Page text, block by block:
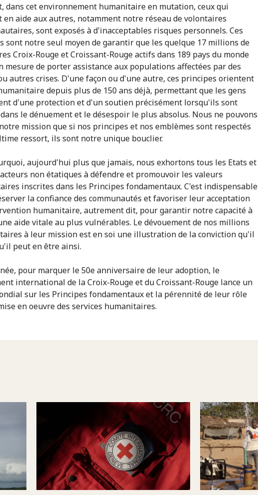
dans cet environnement humanitaire en mutation, ceux qui
en aide aux autres, notamment notre réseau de volontaires
sont exposés à d'inacceptables risques personnels. Ces
sont notre seul moyen de garantir que les quelque 17 millions de
Croix-Rouge et Croissant-Rouge actifs dans 189 pays du monde
mesure de porter assistance aux populations affectées par des
autres crises. D'une façon ou d'une autre, ces principes orientent
depuis plus de 150 ans déjà, permettant que les gens
d'une protection et d'un soutien précisément lorsqu'ils sont
le dénuement et le désespoir le plus absolus. Nous ne pouvons
mission que si nos principes et nos emblèmes sont respectés
ressort, ils sont notre unique bouclier.
aujourd'hui plus que jamais, nous exhortons tous les Etats et
non étatiques à défendre et promouvoir les valeurs
inscrites dans les Principes fondamentaux. C'est indispensable
la confiance des communautés et favoriser leur acceptation
humanitaire, autrement dit, pour garantir notre capacité à
aide vitale au plus vulnérables. Le dévouement de nos millions
à leur mission est en soi une illustration de la conviction qu'il
peut en être ainsi.
pour marquer le 50e anniversaire de leur adoption, le
international de la Croix-Rouge et du Croissant-Rouge lance un
sur les Principes fondamentaux et la pérennité de leur rôle
en oeuvre des services humanitaires.